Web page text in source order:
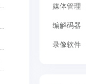
媒体管理
编解码器
录像软件